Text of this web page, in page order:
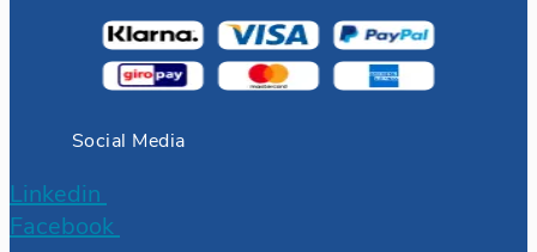
Social Media
Linkedin
Facebook